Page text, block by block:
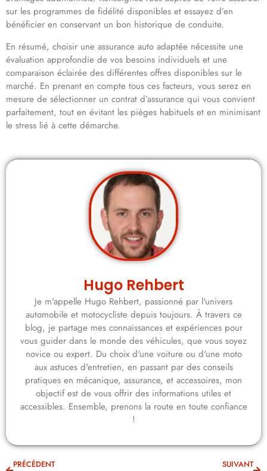
sur les programmes de fidélité disponibles et essayez d’en
bénéficier en conservant un bon historique de conduite.
En résumé, choisir une assurance auto adaptée nécessite une
évaluation approfondie de vos besoins individuels et une
comparaison éclairée des différentes offres disponibles sur le
marché. En prenant en compte tous ces facteurs, vous serez en
mesure de sélectionner un contrat d’assurance qui vous convient
parfaitement, tout en évitant les pièges habituels et en minimisant
le stress lié à cette démarche.
Hugo Rehbert
Je m'appelle Hugo Rehbert, passionné par l'univers
automobile et motocycliste depuis toujours. À travers ce
blog, je partage mes connaissances et expériences pour
vous guider dans le monde des véhicules, que vous soyez
novice ou expert. Du choix d'une voiture ou d'une moto
aux astuces d'entretien, en passant par des conseils
pratiques en mécanique, assurance, et accessoires, mon
objectif est de vous offrir des informations utiles et
accessibles. Ensemble, prenons la route en toute confiance
!
PRÉCÉDENT SUIVANT